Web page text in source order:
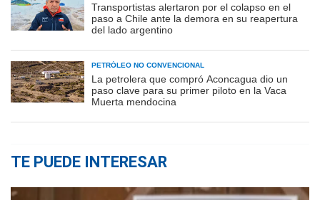
Transportistas alertaron por el colapso en el
paso a Chile ante la demora en su reapertura
del lado argentino
PETRÓLEO NO CONVENCIONAL
La petrolera que compró Aconcagua dio un
paso clave para su primer piloto en la Vaca
Muerta mendocina
TE PUEDE INTERESAR